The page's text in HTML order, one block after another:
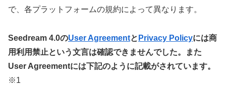
で、各プラットフォームの規約によって異なります。
Seedream 4.0のUser Agreementと Privacy Policyには商
用利用禁止という文言は確認できませんでした。また
User Agreementには下記のように記載がされています。
※1